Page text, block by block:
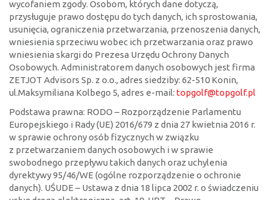
wycofaniem zgody. Osobom, których dane dotyczą,
przysługuje prawo dostępu do tych danych, ich sprostowania,
usunięcia, ograniczenia przetwarzania, przenoszenia danych,
wniesienia sprzeciwu wobec ich przetwarzania oraz prawo
wniesienia skargi do Prezesa Urzędu Ochrony Danych
Osobowych. Administratorem danych osobowych jest firma
ZETJOT Advisors Sp. z o.o., adres siedziby: 62-510 Konin,
ul.Maksymiliana Kolbego 5, adres e-mail: topgolf@topgolf.pl
Podstawa prawna: RODO – Rozporządzenie Parlamentu
Europejskiego i Rady (UE) 2016/679 z dnia 27 kwietnia 2016 r.
w sprawie ochrony osób fizycznych w związku
z przetwarzaniem danych osobowych i w sprawie
swobodnego przepływu takich danych oraz uchylenia
dyrektywy 95/46/WE (ogólne rozporządzenie o ochronie
danych). UŚUDE – Ustawa z dnia 18 lipca 2002 r. o świadczeniu